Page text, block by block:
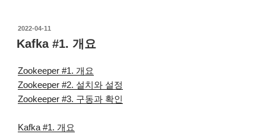
작
성
일
2022-04-11
Kafka #1. 개요
Zookeeper #1. 개요
Zookeeper #2. 설치와 설정
Zookeeper #3. 구동과 확인
Kafka #1. 개요